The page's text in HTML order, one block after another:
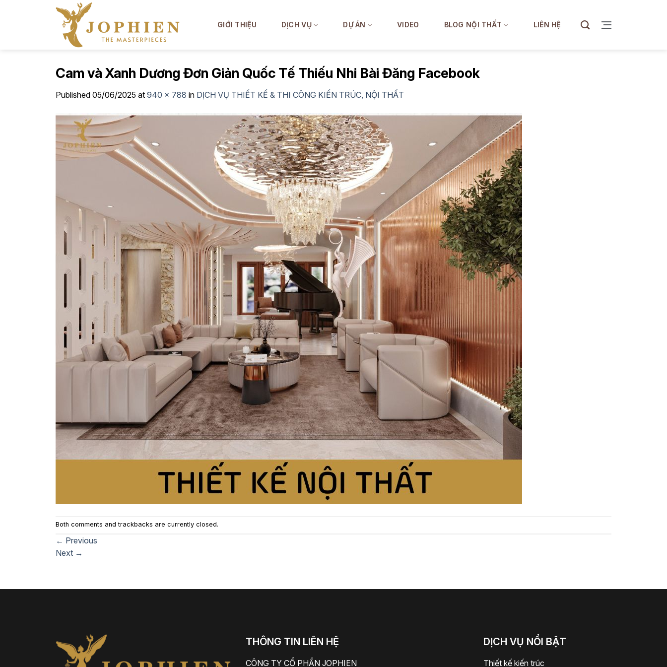
GIỚI THIỆU DỊCH VỤ DỰ ÁN VIDEO BLOG NỘI THẤT LIÊN HỆ
Cam và Xanh Dương Đơn Giản Quốc Tế Thiếu Nhi Bài Đăng Facebook
Published 05/06/2025 at 940 × 788 in DỊCH VỤ THIẾT KẾ & THI CÔNG KIẾN TRÚC, NỘI THẤT
Both comments and trackbacks are currently closed.
← Previous
Next →
THÔNG TIN LIÊN HỆ
CÔNG TY CỔ PHẦN JOPHIEN
DỊCH VỤ NỔI BẬT
Thiết kế kiến trúc